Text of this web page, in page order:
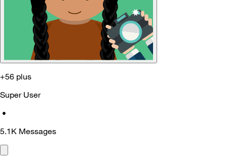
+56 plus
Super User
•
5.1K Messages